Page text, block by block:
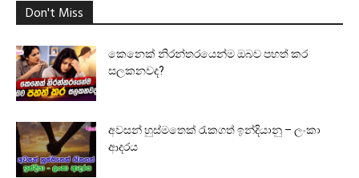
Don't Miss
කෙනෙක් නිරන්තරයෙන්ම ඔබව පහත් කර
සලකනවද?
අවසන් හුස්මතෙක් රැකගත් ඉන්දියානු – ලංකා
ආදරය